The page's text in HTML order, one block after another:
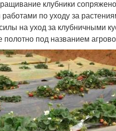
клубники
по уходу за
на уход за клубничными
под названием